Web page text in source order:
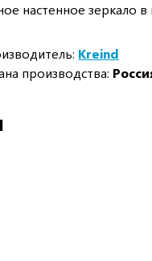
настенное зеркало в
Kreind
производства: